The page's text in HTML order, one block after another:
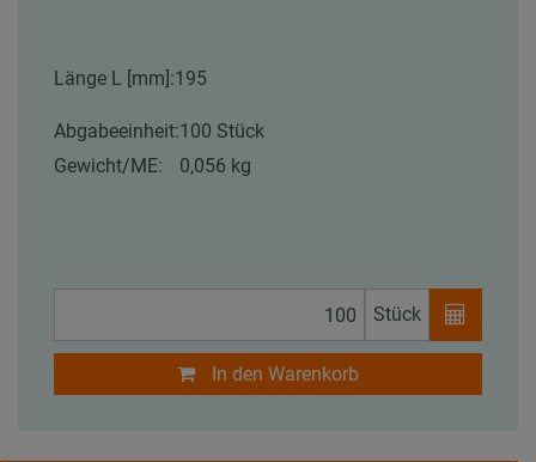
Länge L [mm]:195
Abgabeeinheit:100 Stück
Gewicht/ME:
0,056 kg
Stück
In den Warenkorb